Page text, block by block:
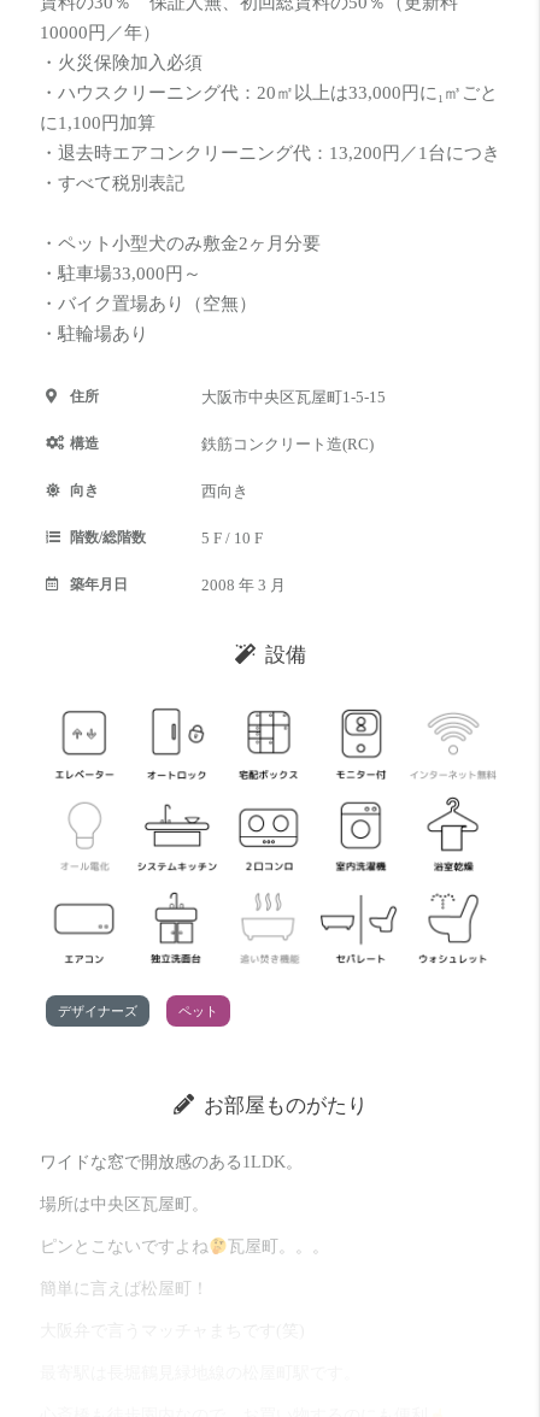
10000円／年）
・火災保険加入必須
・ハウスクリーニング代：20㎡以上は33,000円に₁㎥ごと
に1,100円加算
・退去時エアコンクリーニング代：13,200円／1台につき
・すべて税別表記
・ペット小型犬のみ敷金2ヶ月分要
・駐車場33,000円～
・バイク置場あり（空無）
・駐輪場あり
住所 大阪市中央区瓦屋町1-5-15
構造 鉄筋コンクリート造(RC)
向き 西向き
階数/総階数 5 F / 10 F
築年月日 2008 年 3 月
設備
デザイナーズ ペット
お部屋ものがたり
ワイドな窓で開放感のある1LDK。
場所は中央区瓦屋町。
ピンとこないですよね 瓦屋町。。。
簡単に言えば松屋町！